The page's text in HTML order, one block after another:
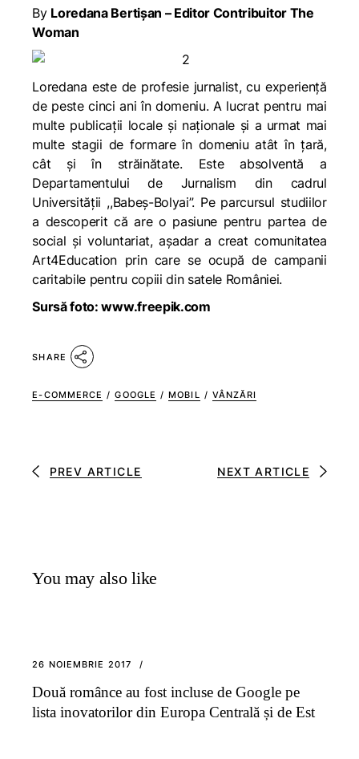
By Loredana Bertișan – Editor Contribuitor The
Woman
Loredana este de profesie jurnalist, cu experiență
de peste cinci ani în domeniu. A lucrat pentru mai
multe publicații locale și naționale și a urmat mai
multe stagii de formare în domeniu atât în țară,
cât și în străinătate. Este absolventă a
Departamentului de Jurnalism din cadrul
Universității ,,Babeș-Bolyai”. Pe parcursul studiilor
a descoperit că are o pasiune pentru partea de
social și voluntariat, așadar a creat comunitatea
Art4Education prin care se ocupă de campanii
caritabile pentru copiii din satele României.
Sursă foto: www.freepik.com
SHARE
E-COMMERCE / GOOGLE / MOBIL / VÂNZĂRI
PREV ARTICLE NEXT ARTICLE
You may also like
26 NOIEMBRIE 2017
Două românce au fost incluse de Google pe
lista inovatorilor din Europa Centrală și de Est